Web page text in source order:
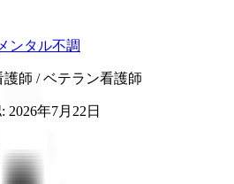
メンタル不調
師 / ベテラン看護師
2026年7月22日